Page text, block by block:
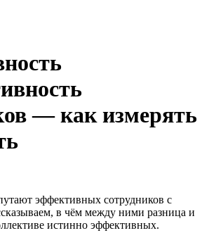
— как измерять
эффективных сотрудников с
в чём между ними разница и
истинно эффективных.